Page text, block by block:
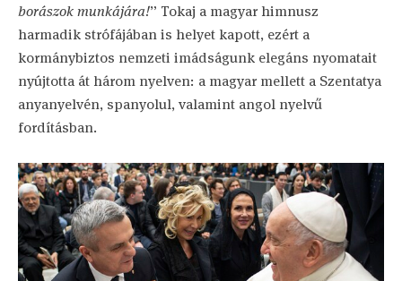
borászok munkájára!” Tokaj a magyar himnusz
harmadik strófájában is helyet kapott, ezért a
kormánybiztos nemzeti imádságunk elegáns nyomatait
nyújtotta át három nyelven: a magyar mellett a Szentatya
anyanyelvén, spanyolul, valamint angol nyelvű
fordításban.